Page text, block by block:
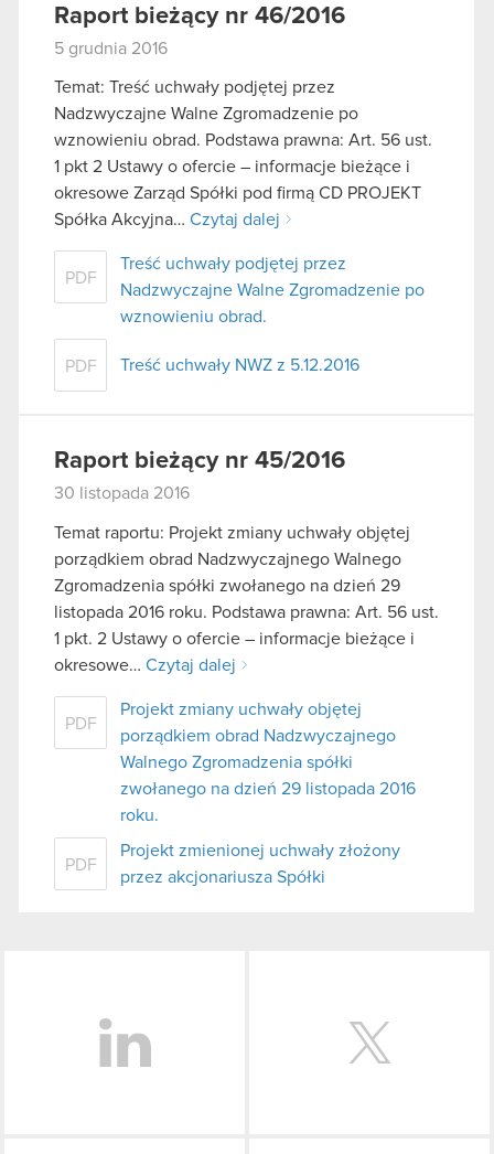
Raport bieżący nr 46/2016
5 grudnia 2016
Temat: Treść uchwały podjętej przez
Nadzwyczajne Walne Zgromadzenie po
wznowieniu obrad. Podstawa prawna: Art. 56 ust.
1 pkt 2 Ustawy o ofercie – informacje bieżące i
okresowe Zarząd Spółki pod firmą CD PROJEKT
Spółka Akcyjna… Czytaj dalej
PDF
Treść uchwały podjętej przez
Nadzwyczajne Walne Zgromadzenie po
wznowieniu obrad.
PDF Treść uchwały NWZ z 5.12.2016
Raport bieżący nr 45/2016
30 listopada 2016
Temat raportu: Projekt zmiany uchwały objętej
porządkiem obrad Nadzwyczajnego Walnego
Zgromadzenia spółki zwołanego na dzień 29
listopada 2016 roku. Podstawa prawna: Art. 56 ust.
1 pkt. 2 Ustawy o ofercie – informacje bieżące i
okresowe… Czytaj dalej
PDF
Projekt zmiany uchwały objętej
porządkiem obrad Nadzwyczajnego
Walnego Zgromadzenia spółki
zwołanego na dzień 29 listopada 2016
roku.
PDF
Projekt zmienionej uchwały złożony
przez akcjonariusza Spółki